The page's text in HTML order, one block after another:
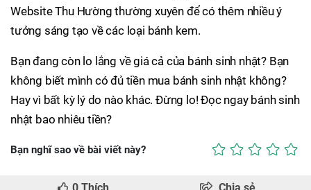
Website Thu Hường thường xuyên để có thêm nhiều ý
tưởng sáng tạo về các loại bánh kem.
Bạn đang còn lo lắng về giá cả của bánh sinh nhật? Bạn
không biết mình có đủ tiền mua bánh sinh nhật không?
Hay vì bất kỳ lý do nào khác. Đừng lo! Đọc ngay bánh sinh
nhật bao nhiêu tiền?
Bạn nghĩ sao về bài viết này?